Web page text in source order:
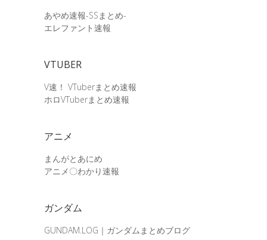
あやめ速報-SSまとめ-
エレファント速報
VTUBER
V速！ VTuberまとめ速報
ホロVTuberまとめ速報
アニメ
まんがとあにめ
アニメ〇わかり速報
ガンダム
GUNDAM.LOG｜ガンダムまとめブログ